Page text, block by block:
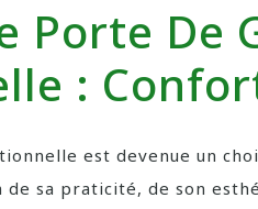
Porte De
:
est devenue un
sa praticité, de son